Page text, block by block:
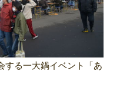
する一大鍋イベント「あ